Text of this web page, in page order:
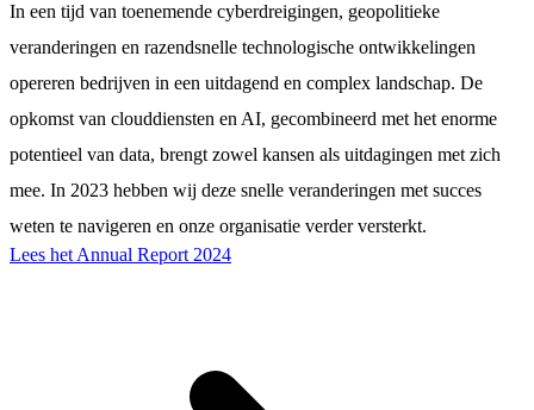
In een tijd van toenemende cyberdreigingen, geopolitieke
veranderingen en razendsnelle technologische ontwikkelingen
opereren bedrijven in een uitdagend en complex landschap. De
opkomst van clouddiensten en AI, gecombineerd met het enorme
potentieel van data, brengt zowel kansen als uitdagingen met zich
mee. In 2023 hebben wij deze snelle veranderingen met succes
weten te navigeren en onze organisatie verder versterkt.
Lees het Annual Report 2024